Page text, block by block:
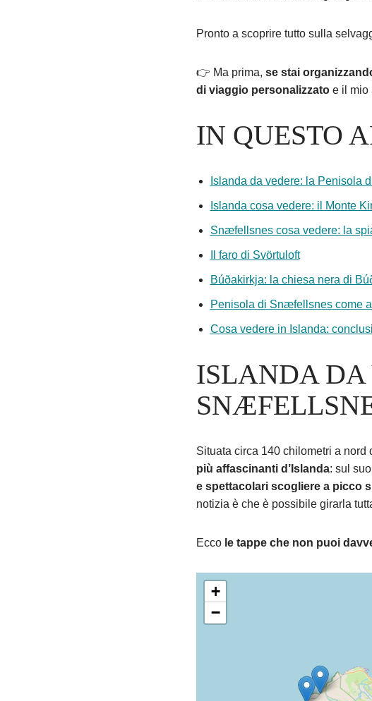
Pronto a scoprire tutto sulla
👉 Ma prima, se stai
di viaggio personalizzato e il mio
IN QUESTO
Islanda da vedere: la Penisola
Islanda cosa vedere: il Monte
Snæfellsnes cosa vedere: la
Il faro di Svörtuloft
Búðakirkja: la chiesa nera di
Penisola di Snæfellsnes come
Cosa vedere in Islanda:
ISLANDA DA
Situata circa 140 chilometri a
più affascinanti d’Islanda: sul
e spettacolari scogliere a picco
notizia è che è possibile girarla
Ecco le tappe che non puoi
+
−